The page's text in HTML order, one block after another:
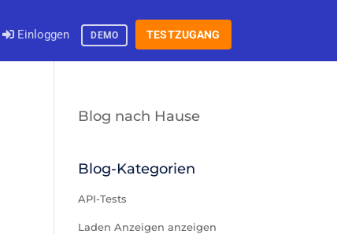
Einloggen DEMO TESTZUGANG
Blog nach Hause
Blog-Kategorien
API-Tests
Laden Anzeigen anzeigen